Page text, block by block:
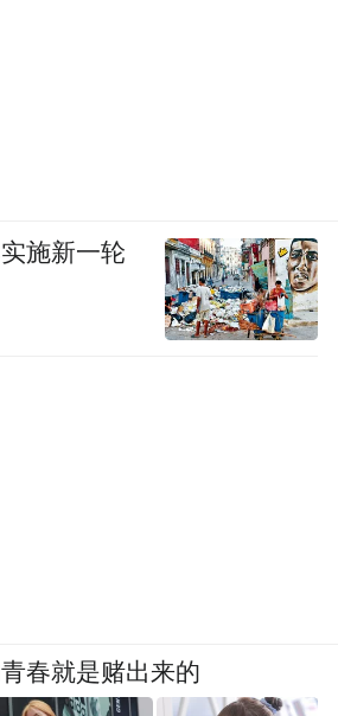
施新一轮
春就是赌出来的